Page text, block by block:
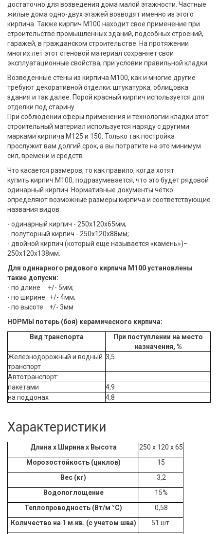
достаточно для возведения дома малой этажности. Частные
жилые дома одно-двух этажей возводят именно из этого
кирпича. Также кирпич М100 находит свое применение при
строительстве промышленных зданий, подсобных строений,
гаражей, в гражданском строительстве. На протяжении
многих лет этот стеновой материал сохраняет свои
эксплуатационные свойства, при условии правильной кладки.
Возведенные стены из кирпича М100, как и многие другие
требуют декоративной отделки: штукатурка, облицовка
здания и так далее. Порой красный кирпич используется для
отделки под старину.
При соблюдении сферы применения и технологии кладки этот
строительный материал используется наряду с другими
марками кирпича М125 и 150. Только так постройка
прослужит вам долгий срок, а вы потратите на это минимум
сил, времени и средств.
Что касается размеров, то как правило, когда хотят
купить кирпич М100, подразумевается, что это будет рядовой
одинарный кирпич. Нормативные документы чётко
определяют возможные размеры кирпича и соответствующие
названия видов:
- одинарный кирпич - 250х120х65мм;
- полуторный кирпич - 250х120х88мм;
- двойной кирпич (который ещё называется «камень»)–
250х120х138мм.
Для одинарного рядового кирпича М100 установлены
такие допуски:
- по длине +/- 5мм;
- по ширине +/- 4мм;
- по высоте +/- 3мм
НОРМЫ потерь (боя) керамического кирпича:
Вид транспорта
При поступлении на место
назначения, %
Железнодорожный и водный
транспорт
3,5
Автотранспорт:
пакетами
4,9
на поддонах
4,8
Характеристики
Длина x Ширина х Высота
250 x 120 х 65
Морозостойкость (циклов)
15
Вес (кг)
3,2
Водопоглощение
15%
Теплопроводность (Вт/м °С)
0,58
Количество на 1 м.кв. (с учетом шва)
51 шт.